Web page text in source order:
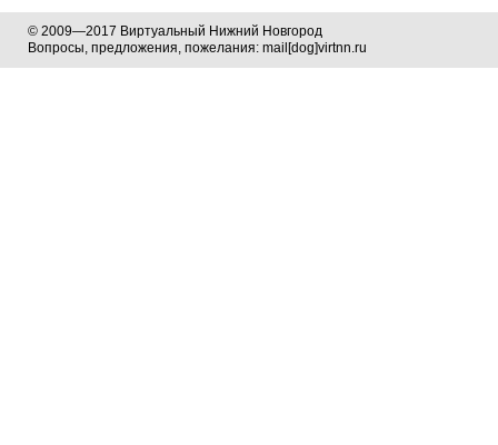
© 2009—2017 Виртуальный Нижний Новгород
Вопросы, предложения, пожелания: mail[dog]virtnn.ru